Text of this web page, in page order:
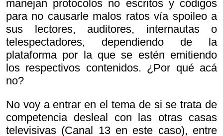
manejan protocolos no escritos y códigos
para no causarle malos ratos vía spoileo a
sus lectores, auditores, internautas o
telespectadores, dependiendo de la
plataforma por la que se estén emitiendo
los respectivos contenidos. ¿Por qué acá
no?
No voy a entrar en el tema de si se trata de
competencia desleal con las otras casas
televisivas (Canal 13 en este caso), entre